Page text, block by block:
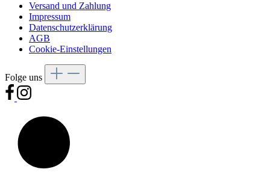
Versand und Zahlung
Impressum
Datenschutzerklärung
AGB
Cookie-Einstellungen
Folge uns